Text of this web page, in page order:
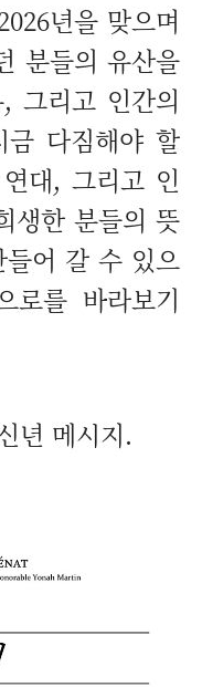
년을 맞으며
분들의 유산을
그리고 인간의
다짐해야 할
대, 그리고 인
생한 분들의 뜻
어 갈 수 있으
로를 바라보기
년 메시지.